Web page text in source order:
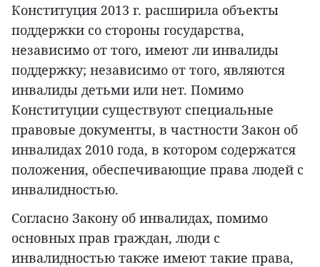
Конституция 2013 г. расширила объекты
поддержки со стороны государства,
независимо от того, имеют ли инвалиды
поддержку; независимо от того, являются
инвалиды детьми или нет. Помимо
Конституции существуют специальные
правовые документы, в частности Закон об
инвалидах 2010 года, в котором содержатся
положения, обеспечивающие права людей с
инвалидностью.
Согласно Закону об инвалидах, помимо
основных прав граждан, люди с
инвалидностью также имеют такие права,